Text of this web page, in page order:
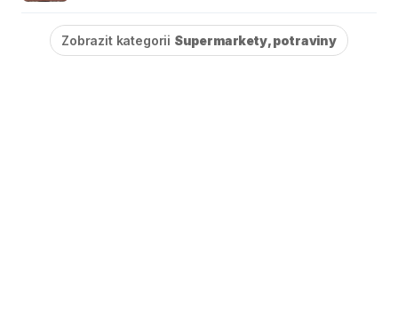
Zobrazit kategorii Supermarkety, potraviny